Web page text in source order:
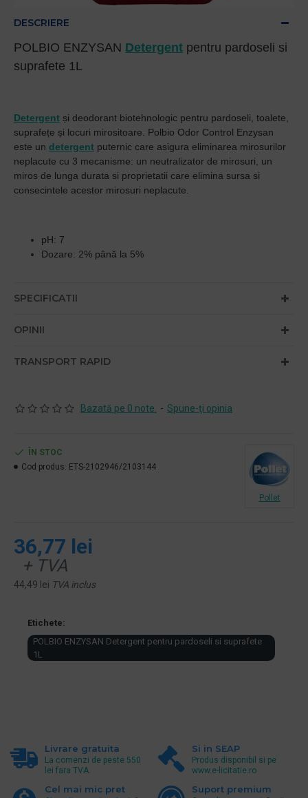
DESCRIERE
POLBIO ENZYSAN Detergent pentru pardoseli si
suprafete 1L
Detergent și deodorant biotehnologic pentru pardoseli, toalete,
suprafețe și locuri mirositoare. Polbio Odor Control Enzysan
este un detergent puternic care asigura eliminarea mirosurilor
neplacute cu 3 mecanisme: un neutralizator de mirosuri, un
miros de lunga durata si proprietatii care elimina sursa si
consecintele acestor mirosuri neplacute.
pH: 7
Dozare: 2% până la 5%
SPECIFICATII
OPINII
TRANSPORT RAPID
Bazată pe 0 note. - Spune-ţi opinia
36,77 lei
+ TVA
44,49 lei TVA inclus
ÎN STOC
Cod produs: ETS-2102946/2103144
Pollet
Etichete:
POLBIO ENZYSAN Detergent pentru pardoseli si suprafete
1L
Livrare gratuita
La comenzi de peste 550
lei fara TVA.
Si in SEAP
Produs disponibil si pe
www.e-licitatie.ro
Cel mai mic pret Suport premium